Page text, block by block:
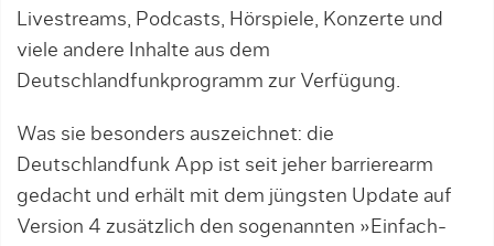
Livestreams, Podcasts, Hörspiele, Konzerte und
viele andere Inhalte aus dem
Deutschlandfunkprogramm zur Verfügung.
Was sie besonders auszeichnet: die
Deutschlandfunk App ist seit jeher barrierearm
gedacht und erhält mit dem jüngsten Update auf
Version 4 zusätzlich den sogenannten »Einfach-